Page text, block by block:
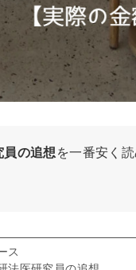
員の追想 を一番安く
ス